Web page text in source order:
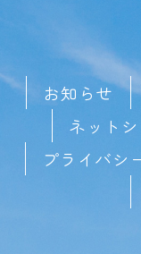
お知らせ
ネット
プライバシ